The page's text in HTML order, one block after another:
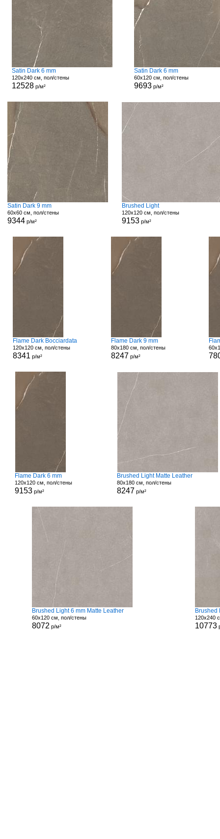
Satin Dark 6 mm
120x240 см, пол/стены
12528р/м²
Satin Dark 6 mm
60x120 см, пол/стены
9693р/м²
Satin Dark 9 mm
60x60 см, пол/стены
9344 р/м²
Brushed Light
120x120 см, пол/стены
9153р/м²
Flame Dark Bocciardata
120x120 см, пол/стены
8341 р/м²
Flame Dark 9 mm
80x180 см, пол/стены
8247 р/м²
Flame Dark 6 mm
120x120 см, пол/стены
9153 р/м²
Brushed Light Matte Leather
80x180 см, пол/стены
8247 р/м²
Brushed Light 6 mm Matte Leather
60x120 см, пол/стены
8072 р/м²
Brushed
120x240
10773